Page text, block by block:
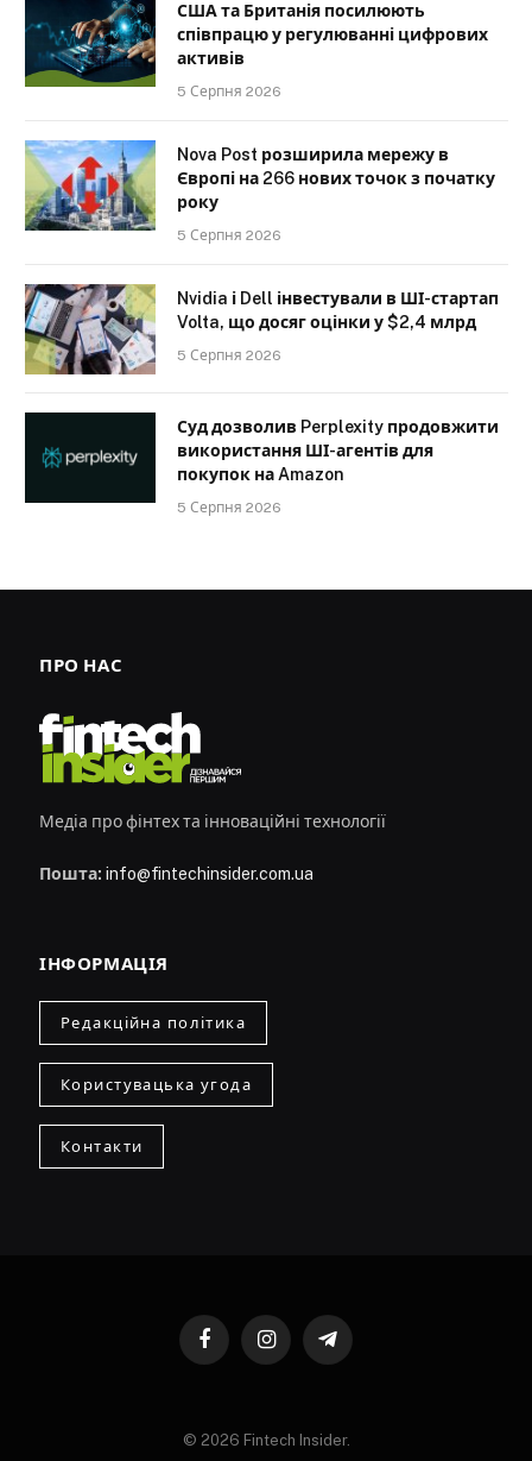
США та Британія посилюють
співпрацю у регулюванні цифрових
активів
5 Серпня 2026
Nova Post розширила мережу в
Європі на 266 нових точок з початку
року
5 Серпня 2026
Nvidia і Dell інвестували в ШІ-стартап
Volta, що досяг оцінки у $2,4 млрд
5 Серпня 2026
Суд дозволив Perplexity продовжити
використання ШІ-агентів для
покупок на Amazon
5 Серпня 2026
ПРО НАС
Медіа про фінтех та інноваційні технології
Пошта: info@fintechinsider.com.ua
ІНФОРМАЦІЯ
Редакційна політика
Користувацька угода
Контакти
FacebookInstagramTelegram
© 2026 Fintech Insider.